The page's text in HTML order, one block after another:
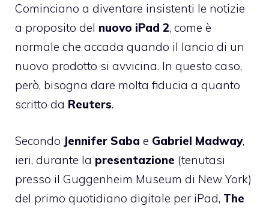
Cominciano a diventare insistenti le notizie
a proposito del nuovo iPad 2, come è
normale che accada quando il lancio di un
nuovo prodotto si avvicina. In questo caso,
però, bisogna dare molta fiducia a quanto
scritto da Reuters.
Secondo Jennifer Saba e Gabriel Madway,
ieri, durante la presentazione (tenutasi
presso il Guggenheim Museum di New York)
del primo quotidiano digitale per iPad, The